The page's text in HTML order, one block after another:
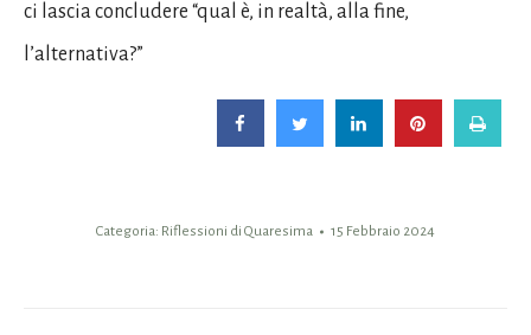
ci lascia concludere “qual è, in realtà, alla fine,
l’alternativa?”
Categoria: Riflessioni di Quaresima 15 Febbraio 2024